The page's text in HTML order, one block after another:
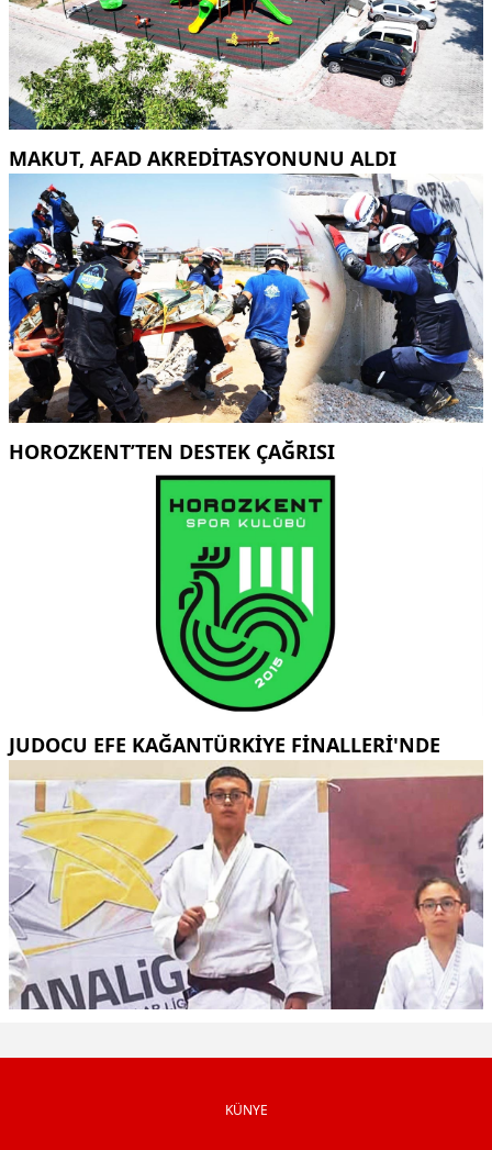
MAKUT, AFAD AKREDİTASYONUNU ALDI
HOROZKENT’TEN DESTEK ÇAĞRISI
JUDOCU EFE KAĞANTÜRKİYE FİNALLERİ'NDE
KÜNYE